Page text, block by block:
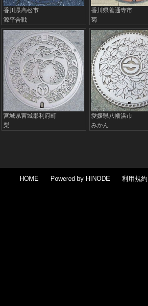
香川県高松市
源平合戦
香川県善通寺市
菊
宮城県宮城郡利府町
梨
愛媛県八幡浜市
みかん
HOM E Powered by HINODE 利用規約